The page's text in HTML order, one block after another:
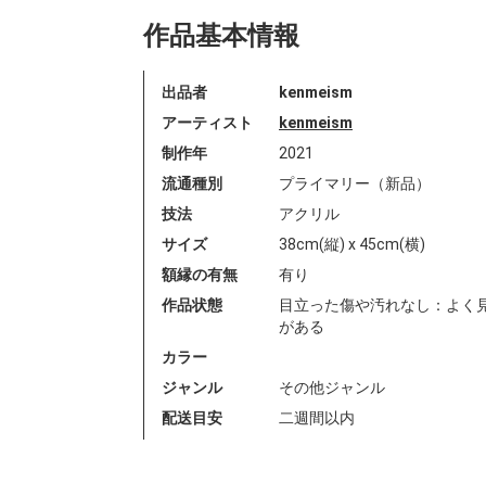
作品基本情報
出品者
kenmeism
アーティスト
kenmeism
制作年
2021
流通種別
プライマリー（新品）
技法
アクリル
サイズ
38cm(縦) x 45cm(横)
額縁の有無
有り
作品状態
目立った傷や汚れなし：よく
がある
カラー
ジャンル
その他ジャンル
配送目安
二週間以内